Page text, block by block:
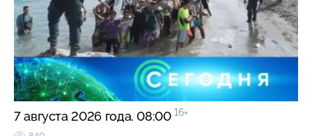
7 августа 2026 года. 08:00 16+